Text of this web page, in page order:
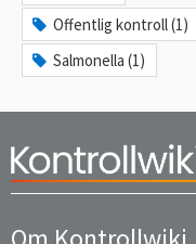
Offentlig kontroll (1)
Salmonella (1)